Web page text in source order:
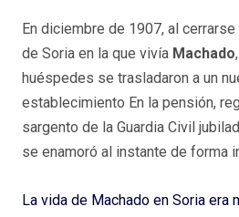
En diciembre de 1907, al
de Soria en la que vivía Machado
huéspedes se trasladaron a un
establecimiento En la pensión,
sargento de la Guardia Civil
se enamoró al instante de forma
La vida de Machado en Soria era